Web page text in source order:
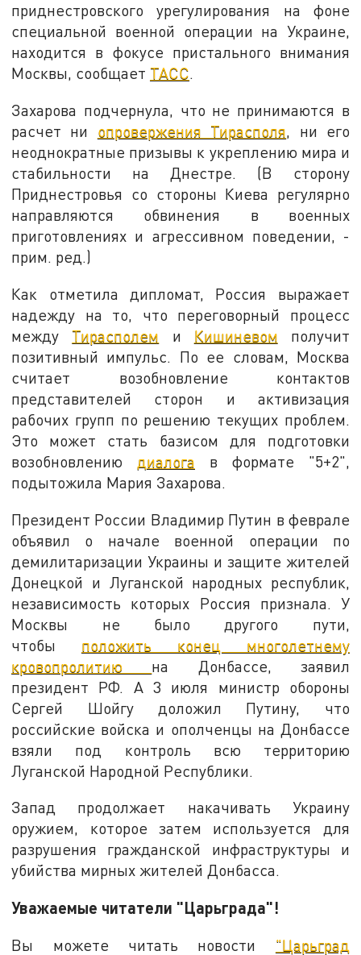
приднестровского урегулирования на фоне
специальной военной операции на Украине,
находится в фокусе пристального внимания
Москвы, сообщает ТАСС.
Захарова подчернула, что не принимаются в
расчет ни опровержения Тирасполя, ни его
неоднократные призывы к укреплению мира и
стабильности на Днестре. (В сторону
Приднестровья со стороны Киева регулярно
направляются обвинения в военных
приготовлениях и агрессивном поведении, -
прим. ред.)
Как отметила дипломат, Россия выражает
надежду на то, что переговорный процесс
между Тирасполем и Кишиневом получит
позитивный импульс. По ее словам, Москва
считает возобновление контактов
представителей сторон и активизация
рабочих групп по решению текущих проблем.
Это может стать базисом для подготовки
возобновлению диалога в формате "5+2",
подытожила Мария Захарова.
Президент России Владимир Путин в феврале
объявил о начале военной операции по
демилитаризации Украины и защите жителей
Донецкой и Луганской народных республик,
независимость которых Россия признала. У
Москвы не было другого пути,
чтобы положить конец многолетнему
кровопролитию на Донбассе, заявил
президент РФ. А 3 июля министр обороны
Сергей Шойгу доложил Путину, что
российские войска и ополченцы на Донбассе
взяли под контроль всю территорию
Луганской Народной Республики.
Запад продолжает накачивать Украину
оружием, которое затем используется для
разрушения гражданской инфраструктуры и
убийства мирных жителей Донбасса.
Уважаемые читатели "Царьграда"!
Вы можете читать новости "Царьград